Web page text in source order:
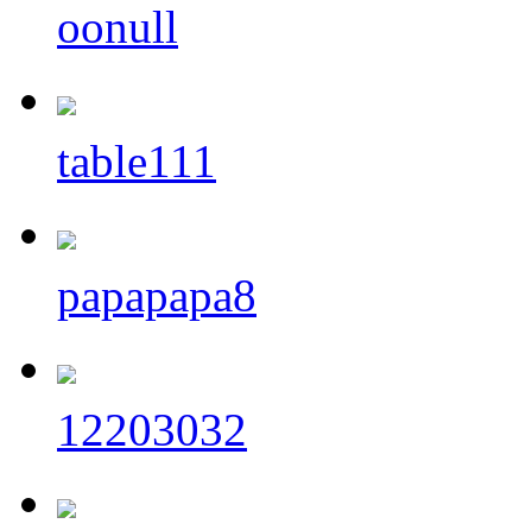
oonull
table111
papapapa8
12203032